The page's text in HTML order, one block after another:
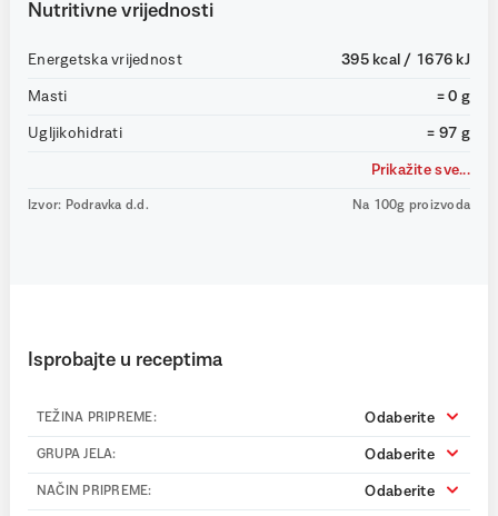
Nutritivne vrijednosti
Energetska vrijednost 395 kcal / 1676 kJ
Masti = 0 g
Ugljikohidrati = 97 g
Prikažite sve...
Izvor: Podravka d.d. Na 100g proizvoda
Isprobajte u receptima
TEŽINA PRIPREME: Odaberite
GRUPA JELA: Odaberite
NAČIN PRIPREME: Odaberite